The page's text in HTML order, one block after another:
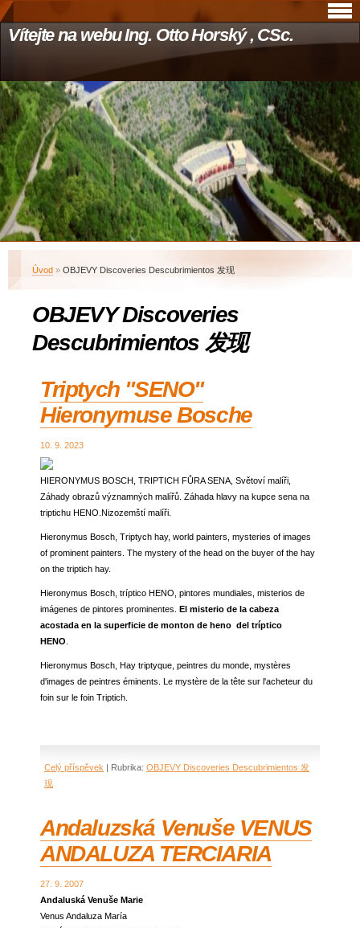
Vítejte na webu Ing. Otto Horský , CSc.
Úvod » OBJEVY Discoveries Descubrimientos 发现
OBJEVY Discoveries
Descubrimientos 发现
Triptych "SENO"
Hieronymuse Bosche
10. 9. 2023
HIERONYMUS BOSCH, TRIPTICH FŮRA SENA, Světoví malíři,
Záhady obrazů významných malířů. Záhada hlavy na kupce sena na
triptichu HENO.Nizozemští malíři.
Hieronymus Bosch, Triptych hay, world painters, mysteries of images
of prominent painters. The mystery of the head on the buyer of the hay
on the triptich hay.
Hieronymus Bosch, tríptico HENO, pintores mundiales, misterios de
imágenes de pintores prominentes. El misterio de la cabeza
acostada en la superficie de monton de heno del tríptico
HENO
Hieronymus Bosch, Hay triptyque, peintres du monde, mystères
d'images de peintres éminents. Le mystère de la tête sur l'acheteur du
foin sur le foin Triptich.
Celý příspěvek | Rubrika: OBJEVY Discoveries Descubrimientos 发
现
Andaluzská Venuše VENUS
ANDALUZA TERCIARIA
27. 9. 2007
Andaluská Venuše Marie
Venus Andaluza María